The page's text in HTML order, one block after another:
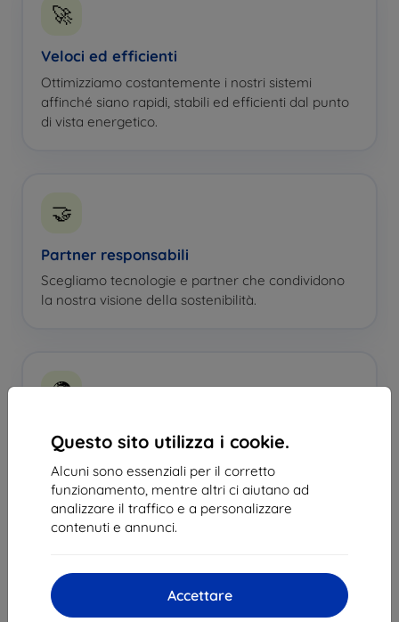
Questo sito utilizza i cookie.
Alcuni sono essenziali per il corretto
funzionamento, mentre altri ci aiutano ad
analizzare il traffico e a personalizzare
contenuti e annunci.
Accettare
🚀
Veloci ed efficienti
Ottimizziamo costantemente i nostri sistemi
affinché siano rapidi, stabili ed efficienti dal punto
di vista energetico.
🤝
Partner responsabili
Scegliamo tecnologie e partner che condividono
la nostra visione della sostenibilità.
🌍
Pensiamo al futuro
questo cerchiamo costantemente soluzioni
sempre più sostenibili.
🐾 Quando la tecnologia può aiutare sia i clienti
che il pianeta, per noi ha davvero senso.